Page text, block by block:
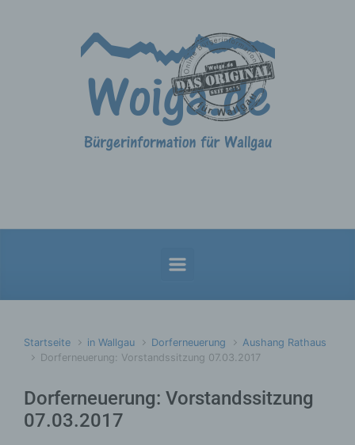
Startseite in Wallgau Dorferneuerung
Aushang Rathaus
Dorferneuerung: Vorstandssitzung 07.03.2017
Dorferneuerung: Vorstandssitzung
07.03.2017